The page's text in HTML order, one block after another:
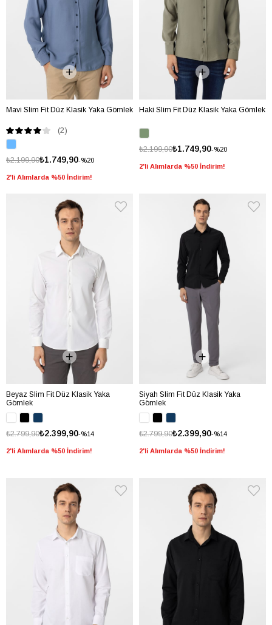
Mavi Slim Fit Düz Klasik Yaka Gömlek
(2)
%20
₺1.749,90
₺2.199,90
2'li Alımlarda %50 İndirim!
Haki Slim Fit Düz Klasik Yaka Gömlek
%20
₺1.749,90
₺2.199,90
2'li Alımlarda %50 İndirim!
Beyaz Slim Fit Düz Klasik Yaka
Gömlek
%14
₺2.399,90
₺2.799,90
2'li Alımlarda %50 İndirim!
Siyah Slim Fit Düz Klasik Yaka
Gömlek
%14
₺2.399,90
₺2.799,90
2'li Alımlarda %50 İndirim!